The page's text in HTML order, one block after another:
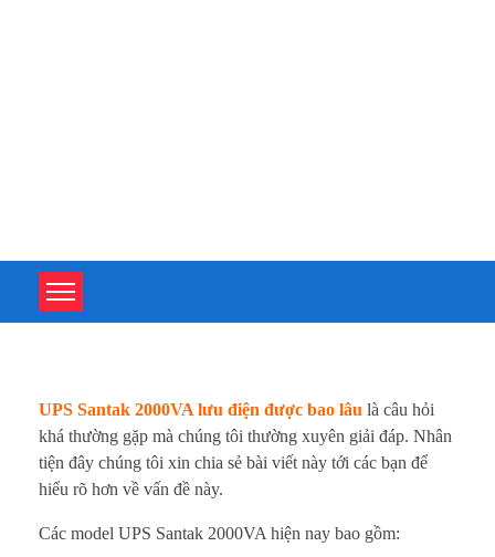
U
p
s
S
UPS Santak 2000VA lưu điện được bao lâu là câu hỏi
khá thường gặp mà chúng tôi thường xuyên giải đáp. Nhân
tiện đây chúng tôi xin chia sẻ bài viết này tới các bạn để
hiểu rõ hơn về vấn đề này.
Các model UPS Santak 2000VA hiện nay bao gồm: